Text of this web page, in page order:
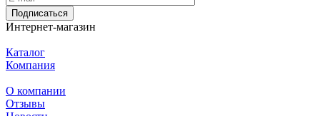
Подписаться
Интернет-магазин
Каталог
Компания
О компании
Отзывы